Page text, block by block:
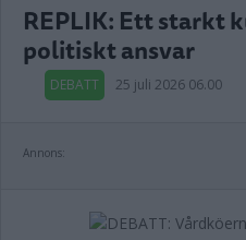
REPLIK: Ett starkt
politiskt ansvar
DEBATT 25 juli 2026 06.00
Annons: